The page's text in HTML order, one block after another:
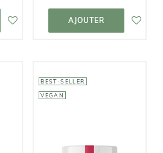
AJOUTER
AJOUTER AU
PANIER
BEST-SELLER
VEGAN